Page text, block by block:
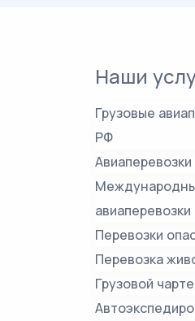
Наши
Грузовые
РФ
авиаперевозки
Перевозки
Перевозка
Грузовой